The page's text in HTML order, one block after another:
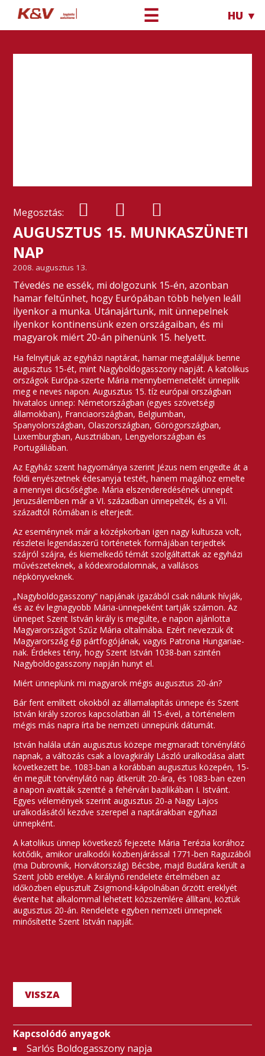
☰ HU ▼
Megosztás:
AUGUSZTUS 15. MUNKASZÜNETI
NAP
2008. augusztus 13.
Tévedés ne essék, mi dolgozunk 15-én, azonban
hamar feltűnhet, hogy Európában több helyen leáll
ilyenkor a munka. Utánajártunk, mit ünnepelnek
ilyenkor kontinensünk ezen országaiban, és mi
magyarok miért 20-án pihenünk 15. helyett.
Ha felnyitjuk az egyházi naptárat, hamar megtaláljuk benne
augusztus 15-ét, mint Nagyboldogasszony napját. A katolikus
országok Európa-szerte Mária mennybemenetelét ünneplik
meg e neves napon. Augusztus 15. tíz európai országban
hivatalos ünnep: Németországban (egyes szövetségi
államokban), Franciaországban, Belgiumban,
Spanyolországban, Olaszországban, Görögországban,
Luxemburgban, Ausztriában, Lengyelországban és
Portugáliában.
Az Egyház szent hagyománya szerint Jézus nem engedte át a
földi enyészetnek édesanyja testét, hanem magához emelte
a mennyei dicsőségbe. Mária elszenderedésének ünnepét
Jeruzsálemben már a VI. században ünnepelték, és a VII.
századtól Rómában is elterjedt.
Az eseménynek már a középkorban igen nagy kultusza volt,
részletei legendaszerű történetek formájában terjedtek
szájról szájra, és kiemelkedő témát szolgáltattak az egyházi
művészeteknek, a kódexirodalomnak, a vallásos
népkönyveknek.
„Nagyboldogasszony” napjának igazából csak nálunk hívják,
és az év legnagyobb Mária-ünnepeként tartják számon. Az
ünnepet Szent István király is megülte, e napon ajánlotta
Magyarországot Szűz Mária oltalmába. Ezért nevezzük őt
Magyarország égi pártfogójának, vagyis Patrona Hungariae-
nak. Érdekes tény, hogy Szent István 1038-ban szintén
Nagyboldogasszony napján hunyt el.
Miért ünneplünk mi magyarok mégis augusztus 20-án?
Bár fent említett okokból az államalapítás ünnepe és Szent
István király szoros kapcsolatban áll 15-ével, a történelem
mégis más napra írta be nemzeti ünnepünk dátumát.
István halála után augusztus közepe megmaradt törvénylátó
napnak, a változás csak a lovagkirály László uralkodása alatt
következett be. 1083-ban a korábban augusztus közepén, 15-
én megült törvénylátó nap átkerült 20-ára, és 1083-ban ezen
a napon avatták szentté a fehérvári bazilikában I. Istvánt.
Egyes vélemények szerint augusztus 20-a Nagy Lajos
uralkodásától kezdve szerepel a naptárakban egyhazi
ünnepként.
A katolikus ünnep következő fejezete Mária Terézia korához
kötődik, amikor uralkodói közbenjárással 1771-ben Raguzából
(ma Dubrovnik, Horvátország) Bécsbe, majd Budára került a
Szent Jobb ereklye. A királynő rendelete értelmében az
időközben elpusztult Zsigmond-kápolnában őrzött ereklyét
évente hat alkalommal lehetett közszemlére állítani, köztük
augusztus 20-án. Rendelete egyben nemzeti ünnepnek
minősítette Szent István napját.
VISSZA
Kapcsolódó anyagok
Sarlós Boldogasszony napja